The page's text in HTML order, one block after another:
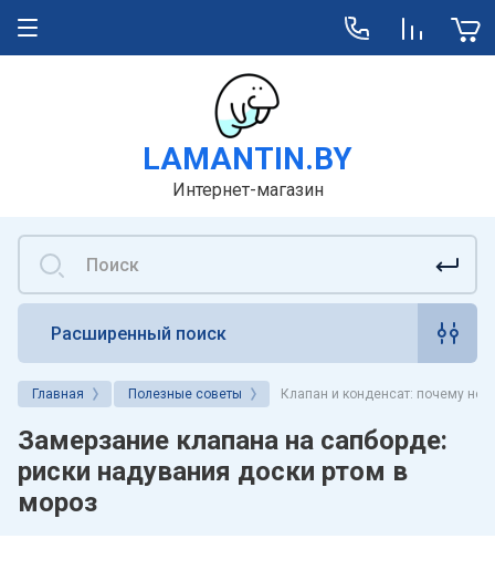
LAMANTIN.BY
Интернет-магазин
Расширенный поиск
Главная Полезные советы Клапан и конденсат: почему
Замерзание клапана на сапборде:
риски надувания доски ртом в
мороз